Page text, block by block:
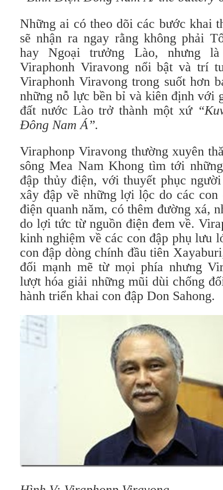
Những ai có theo dõi các bước khai
sẽ nhận ra ngay rằng không phải
hay Ngoại trưởng Lào, nhưng
Viraphonh Viravong nổi bật và trí
Viraphonh Viravong trong suốt hơn
những nỗ lực bền bỉ và kiên định với
đất nước Lào trở thành một xứ
Đông Nam Á”.
Viraphonp Viravong thường xuyên
sông Mea Nam Khong tìm tới
đập thủy điện, với thuyết phục
xây đập về những lợi lộc do các con
điện quanh năm, có thêm đường xá,
do lợi tức từ nguồn điện đem về.
kinh nghiệm về các con đập phụ lưu
con đập dòng chính đầu tiên
đối mạnh mẽ từ mọi phía nhưng
lượt hóa giải những mũi dùi chống
hành triển khai con đập Don Sahong.